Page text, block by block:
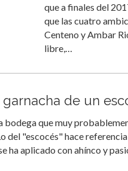
que a finales del
que las cuatro
Centeno y Ambar
libre,…
garnacha de un
bodega que muy
del "escocés" hace
ha aplicado con ahínco y